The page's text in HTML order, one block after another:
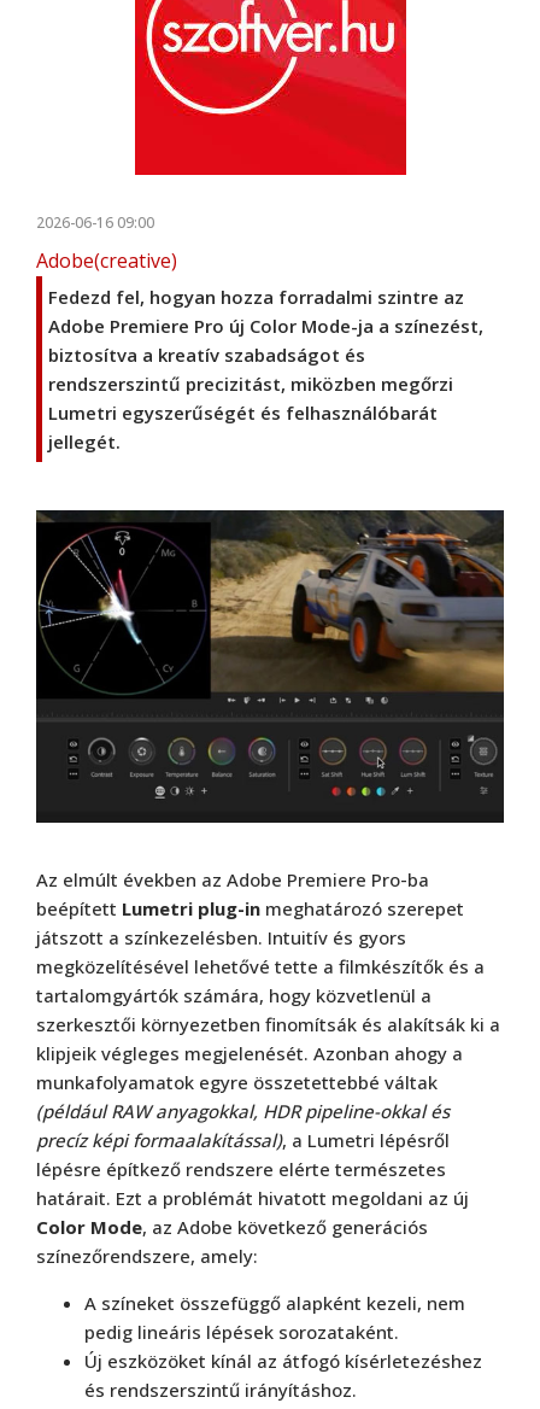
2026-06-16 09:00
Adobe(creative)
Fedezd fel, hogyan hozza forradalmi szintre az
Adobe Premiere Pro új Color Mode-ja a színezést,
biztosítva a kreatív szabadságot és
rendszerszintű precizitást, miközben megőrzi
Lumetri egyszerűségét és felhasználóbarát
jellegét.
Az elmúlt években az Adobe Premiere Pro-ba
beépített Lumetri plug-in meghatározó szerepet
játszott a színkezelésben. Intuitív és gyors
megközelítésével lehetővé tette a filmkészítők és a
tartalomgyártók számára, hogy közvetlenül a
szerkesztői környezetben finomítsák és alakítsák ki a
klipjeik végleges megjelenését. Azonban ahogy a
munkafolyamatok egyre összetettebbé váltak
(például RAW anyagokkal, HDR pipeline-okkal és
precíz képi formaalakítással), a Lumetri lépésről
lépésre építkező rendszere elérte természetes
határait. Ezt a problémát hivatott megoldani az új
Color Mode, az Adobe következő generációs
színezőrendszere, amely:
A színeket összefüggő alapként kezeli, nem
pedig lineáris lépések sorozataként.
Új eszközöket kínál az átfogó kísérletezéshez
és rendszerszintű irányításhoz.